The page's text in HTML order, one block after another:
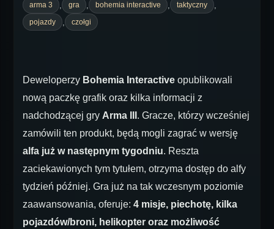
arma 3
gra bohemia interactive taktyczny
pojazdy czołgi
Deweloperzy Bohemia Interactive opublikowali
nową paczkę grafik oraz kilka informacji z
nadchodzącej gry Arma III . Gracze, którzy wcześniej
zamówili ten produkt, będą mogli zagrać w wersję
alfa już w następnym tygodniu. Reszta
zaciekawionych tym tytułem, otrzyma dostęp do alfy
tydzień później. Gra już na tak wczesnym poziomie
zaawansowania, oferuje: 4 misje, piechotę, kilka
pojazdów/broni, helikopter oraz możliwość